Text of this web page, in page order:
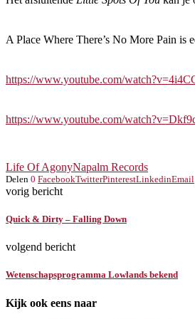
A Place Where There’s No More Pain
https://www.youtube.com/
https://www.youtube.com/
Life Of AgonyNapalm Records
Delen 0 FacebookTwitterPinterestLinkedinEmail
vorig bericht
Quick & Dirty – Falling Down
volgend bericht
Wetenschapsprogramma Lowlands bekend
Kijk ook eens naar